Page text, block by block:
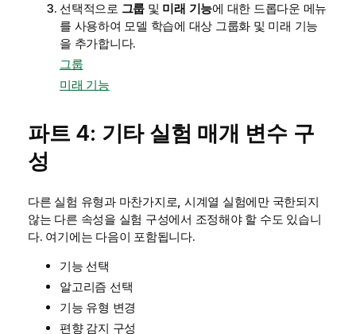
선택적으로 그룹 및 미래 기능에 대한 드롭다운 메뉴
를 사용하여 모델 학습에 대상 그룹화 및 미래 기능
을 추가합니다.
그룹
미래 기능
파트 4: 기타 실험 매개 변수 구
성
다른 실험 유형과 마찬가지로, 시계열 실험에만 국한되지
않는 다른 속성을 실험 구성에서 조정해야 할 수도 있습니
다. 여기에는 다음이 포함됩니다.
기능 선택
알고리즘 선택
기능 유형 변경
편향 감지 구성